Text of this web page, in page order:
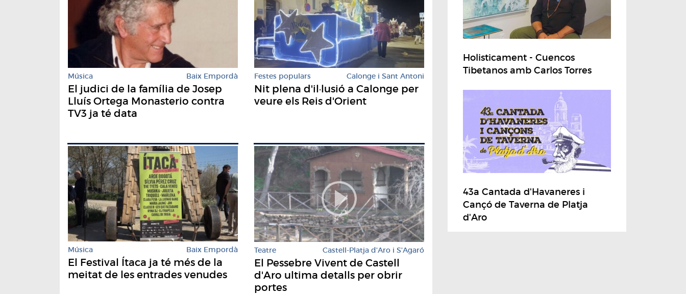
Música Baix Empordà
El judici de la família de Josep
Lluís Ortega Monasterio contra
TV3 ja té data
Festes populars Calonge i Sant Antoni
Nit plena d'il·lusió a Calonge per
veure els Reis d'Orient
Música Baix Empordà
El Festival Ítaca ja té més de la
meitat de les entrades venudes
Teatre Castell-Platja d'Aro i S'Agaró
El Pessebre Vivent de Castell
d'Aro ultima detalls per obrir
portes
Holisticament - Cuencos
Tibetanos amb Carlos Torres
43a Cantada d'Havaneres i
Cançó de Taverna de Platja
d'Aro